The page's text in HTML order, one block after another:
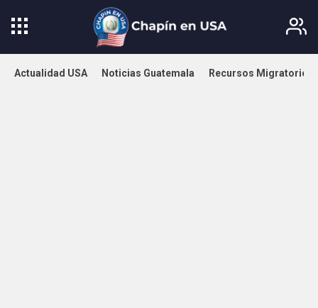
Actualidad USA Noticias Guatemala Recursos Migratorios